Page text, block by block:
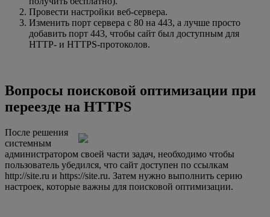
Провести настройки веб-сервера.
Изменить порт сервера с 80 на 443, а лучше просто
добавить порт 443, чтобы сайт был доступным для
НТТР- и HTTPS-протоколов.
Вопросы поисковой оптимизации при
переезде на HTTPS
После решения
системным
администратором своей части задач, необходимо чтобы
пользователь убедился, что сайт доступен по ссылкам
http://site.ru и https://site.ru. Затем нужно выполнить серию
настроек, которые важны для поисковой оптимизации.